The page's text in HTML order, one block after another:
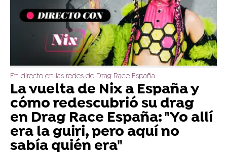
En directo en las redes de Drag Race España
La vuelta de Nix a España y
cómo redescubrió su drag
en Drag Race España: "Yo allí
era la guiri, pero aquí no
sabía quién era"